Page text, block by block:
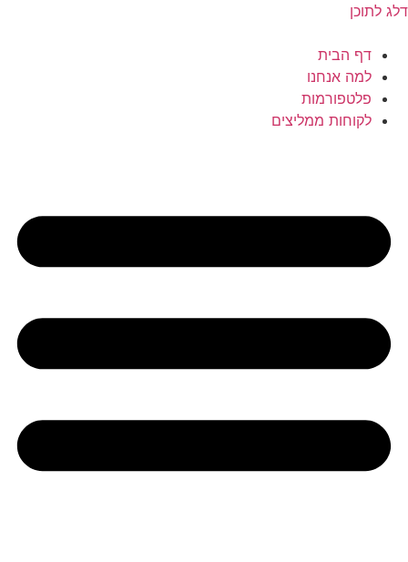
לתוכן
דף הבית
למה אנחנו
פלטפורמות
לקוחות ממליצים